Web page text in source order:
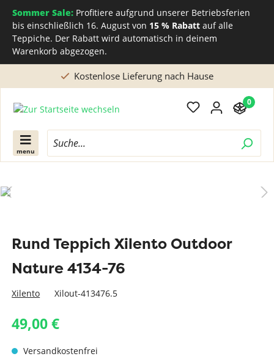
Sommer Sale: Profitiere aufgrund unserer Betriebsferien
bis einschließlich 16. August von 15 % Rabatt auf alle
Teppiche. Der Rabatt wird automatisch in deinem
Warenkorb abgezogen.
Kostenlose Lieferung nach Hause
menu
0
Rund Teppich Xilento Outdoor
Nature 4134-76
Xilento Xilout-413476.5
49,00 €
Versandkostenfrei